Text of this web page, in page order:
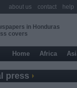
in Honduras
covers
Home Africa
press
about us contact help